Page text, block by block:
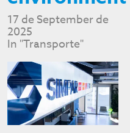
17 de September de
2025
In "Transporte"